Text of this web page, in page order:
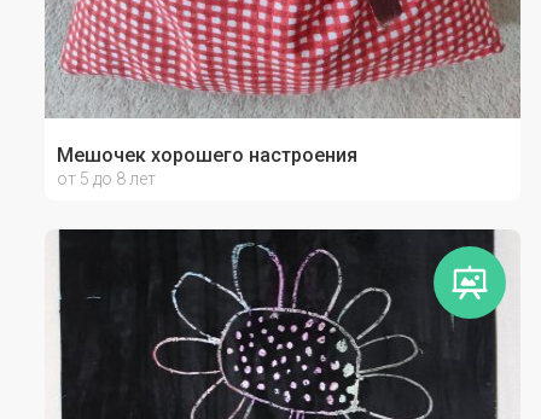
Мешочек хорошего настроения
от 5 до 8 лет